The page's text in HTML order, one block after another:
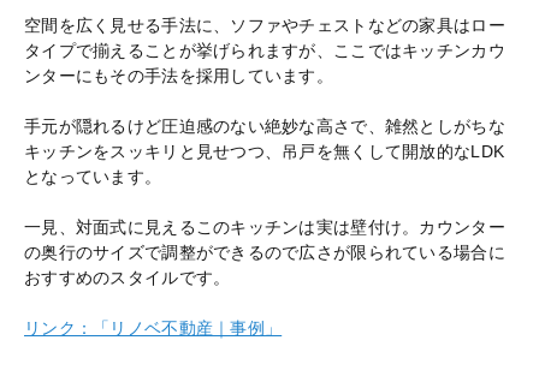
空間を広く見せる手法に、ソファやチェストなどの家具はロー
タイプで揃えることが挙げられますが、ここではキッチンカウ
ンターにもその手法を採用しています。
手元が隠れるけど圧迫感のない絶妙な高さで、雑然としがちな
キッチンをスッキリと見せつつ、吊戸を無くして開放的なLDK
となっています。
一見、対面式に見えるこのキッチンは実は壁付け。カウンター
の奥行のサイズで調整ができるので広さが限られている場合に
おすすめのスタイルです。
リンク：「リノベ不動産｜事例」